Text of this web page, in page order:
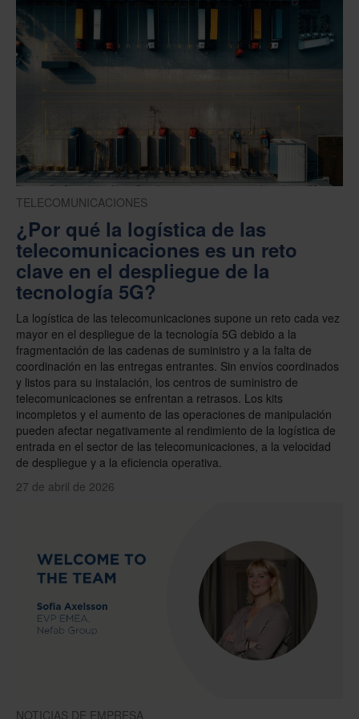
TELECOMUNICACIONES
¿Por qué la logística de las
telecomunicaciones es un reto
clave en el despliegue de la
tecnología 5G?
La logística de las telecomunicaciones supone un reto cada vez
mayor en el despliegue de la tecnología 5G debido a la
fragmentación de las cadenas de suministro y a la falta de
coordinación en las entregas entrantes. Sin envíos coordinados
y listos para su instalación, los centros de suministro de
telecomunicaciones se enfrentan a retrasos. Los kits
incompletos y el aumento de las operaciones de manipulación
pueden afectar negativamente al rendimiento de la logística de
entrada en el sector de las telecomunicaciones, a la velocidad
de despliegue y a la eficiencia operativa.
27 de abril de 2026
NOTICIAS DE EMPRESA